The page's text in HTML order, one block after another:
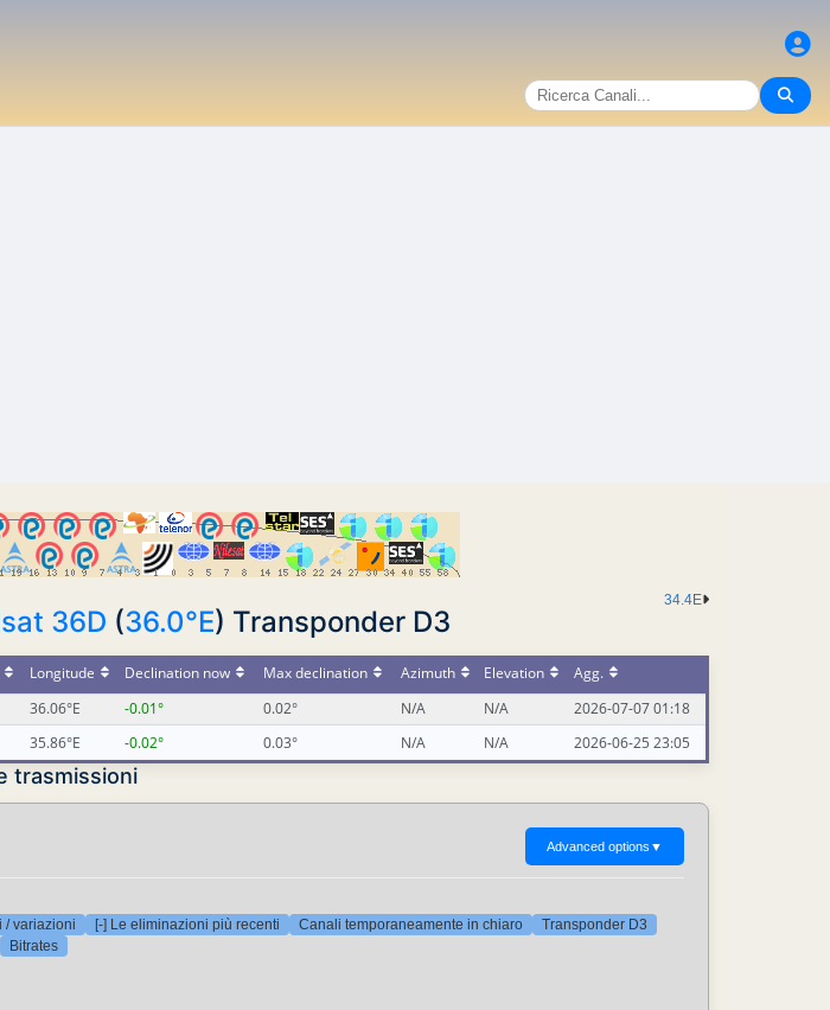
34.4E
36D (36.0°E) Transponder D3
Longitude Declination now Max declination Azimuth Elevation
Agg.
36.06°E -0.01° 0.02° N/A N/A
2026-07-07 01:18
35.86°E -0.02° 0.03° N/A N/A 2026-06-25 23:05
trasmissioni
Advanced options ▼
/ variazioni [-] Le eliminazioni più recenti Canali temporaneamente in chiaro
Transponder D3
Bitrates